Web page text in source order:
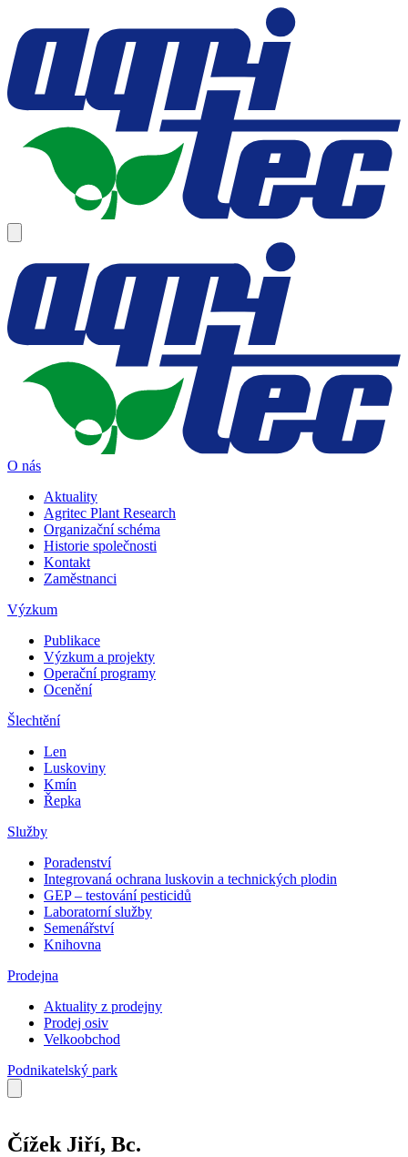
O nás
Aktuality
Agritec Plant Research
Organizační schéma
Historie společnosti
Kontakt
Zaměstnanci
Výzkum
Publikace
Výzkum a projekty
Operační programy
Ocenění
Šlechtění
Len
Luskoviny
Kmín
Řepka
Služby
Poradenství
Integrovaná ochrana luskovin a technických plodin
GEP – testování pesticidů
Laboratorní služby
Semenářství
Knihovna
Prodejna
Aktuality z prodejny
Prodej osiv
Velkoobchod
Podnikatelský park
Čížek Jiří, Bc.